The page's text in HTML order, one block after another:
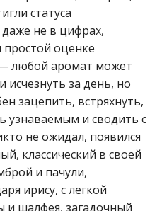
статуса
не в цифрах,
простой оценке
— любой аромат может
исчезнуть за день, но
зацепить, встряхнуть,
узнаваемым и сводить с
не ожидал, появился
классический в своей
и пачули,
ирису, с легкой
и шалфея, загадочный